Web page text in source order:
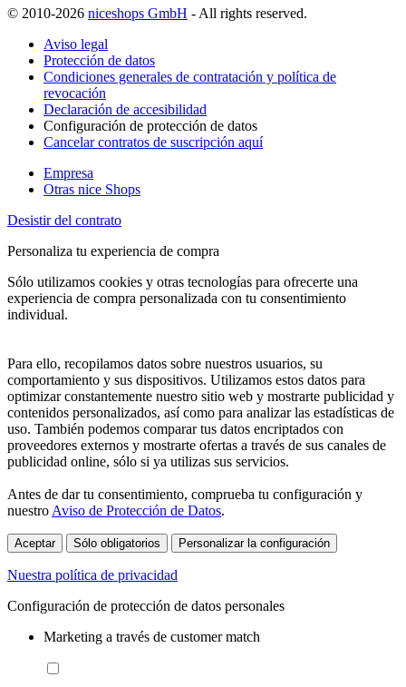
© 2010-2026 niceshops GmbH - All rights reserved.
Aviso legal
Protección de datos
Condiciones generales de contratación y política de
revocación
Declaración de accesibilidad
Configuración de protección de datos
Cancelar contratos de suscripción aquí
Empresa
Otras nice Shops
Desistir del contrato
Personaliza tu experiencia de compra
Sólo utilizamos cookies y otras tecnologías para ofrecerte una
experiencia de compra personalizada con tu consentimiento
individual.
Para ello, recopilamos datos sobre nuestros usuarios, su
comportamiento y sus dispositivos. Utilizamos estos datos para
optimizar constantemente nuestro sitio web y mostrarte publicidad y
contenidos personalizados, así como para analizar las estadísticas de
uso. También podemos comparar tus datos encriptados con
proveedores externos y mostrarte ofertas a través de sus canales de
publicidad online, sólo si ya utilizas sus servicios.
Antes de dar tu consentimiento, comprueba tu configuración y
nuestro Aviso de Protección de Datos.
Aceptar Sólo obligatorios Personalizar la configuración
Nuestra política de privacidad
Configuración de protección de datos personales
Marketing a través de customer match